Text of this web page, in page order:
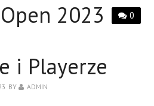
0
2023
i Playerze
BY ADMIN